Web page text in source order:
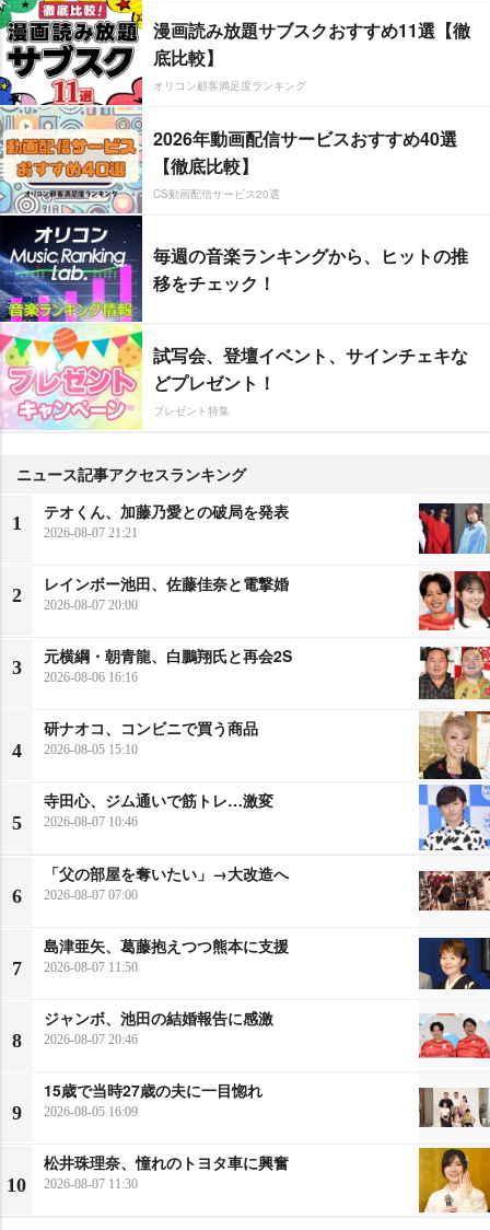
漫画読み放題サブスクおすすめ11選【徹
底比較】
オリコン顧客満足度ランキング
2026年動画配信サービスおすすめ40選
【徹底比較】
CS動画配信サービス20選
毎週の音楽ランキングから、ヒットの推
移をチェック！
試写会、登壇イベント、サインチェキな
どプレゼント！
プレゼント特集
ニュース記事アクセスランキング
1
テオくん、加藤乃愛との破局を発表
2026-08-07 21:21
2
レインボー池田、佐藤佳奈と電撃婚
2026-08-07 20:00
3
元横綱・朝青龍、白鵬翔氏と再会2S
2026-08-06 16:16
4
研ナオコ、コンビニで買う商品
2026-08-05 15:10
5
寺田心、ジム通いで筋トレ…激変
2026-08-07 10:46
6
「父の部屋を奪いたい」→大改造へ
2026-08-07 07:00
7
島津亜矢、葛藤抱えつつ熊本に支援
2026-08-07 11:50
8
ジャンボ、池田の結婚報告に感激
2026-08-07 20:46
9
15歳で当時27歳の夫に一目惚れ
2026-08-05 16:09
10
松井珠理奈、憧れのトヨタ車に興奮
2026-08-07 11:30